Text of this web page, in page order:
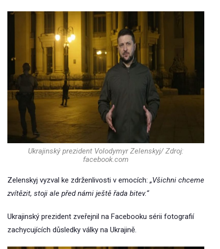
Ukrajinský prezident Volodymyr Zelenskyj/ Zdroj:
facebook.com
Zelenskyj vyzval ke zdrženlivosti v emocích: „Všichni chceme
zvítězit, stoji ale před námi ještě řada bitev.“
Ukrajinský prezident zveřejnil na Facebooku sérii fotografií
zachycujících důsledky války na Ukrajině.